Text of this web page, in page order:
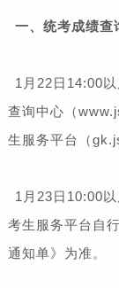
一、统考成绩查
1月22日14:00
查询中心（
生服务平台（
1月23日10:00
考生服务平台自
通知单》为准。